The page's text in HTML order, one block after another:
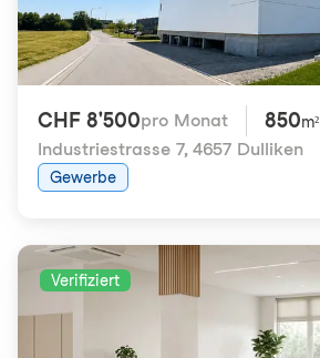
CHF 8'500pro Monat 850m²
Industriestrasse 7, 4657 Dulliken
Gewerbe
Verifiziert